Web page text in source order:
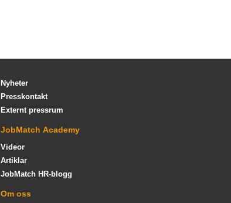
Nyheter
Presskontakt
Externt pressrum
JobMatch Academy
Videor
Artiklar
JobMatch HR-blogg
Om oss